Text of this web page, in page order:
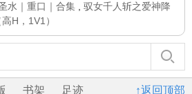
水｜重口｜合集
驭女千人斩之爱神降
H，1V1）
↑返回顶部
书架 足迹